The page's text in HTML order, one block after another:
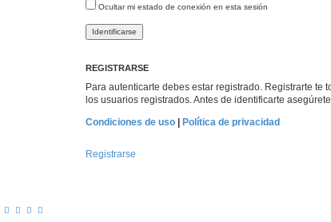
Ocultar mi estado de conexión en esta sesión
REGISTRARSE
Para autenticarte debes estar registrado. Registrarte
los usuarios registrados. Antes de identificarte
Condiciones de uso | Política de privacidad
Registrarse